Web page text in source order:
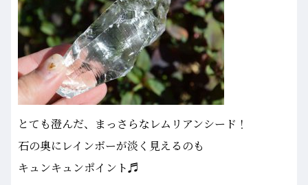
とても澄んだ、まっさらなレムリアンシード！
石の奥にレインボーが淡く見えるのも
キュンキュンポイント♬